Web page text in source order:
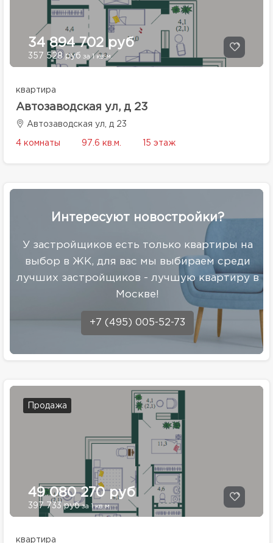
34 894 702 руб
357 528 руб за 1 кв.м.
квартира
Автозаводская ул, д 23
Автозаводская ул, д 23
4 комнаты 97.6 кв.м. 15 этаж
Интересуют новостройки?
У застройщиков есть только квартиры на
выбор в ЖК, для вас мы выбираем среди
лучших застройщиков - лучшую квартиру в
Москве!
+7 (495) 005-52-73
Продажа
49 080 270 руб
397 733 рубза 1 кв.м.
квартира